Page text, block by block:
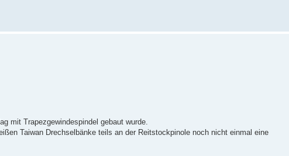
mit Trapezgewindespindel gebaut wurde.
Taiwan Drechselbänke teils an der Reitstockpinole noch nicht einmal eine